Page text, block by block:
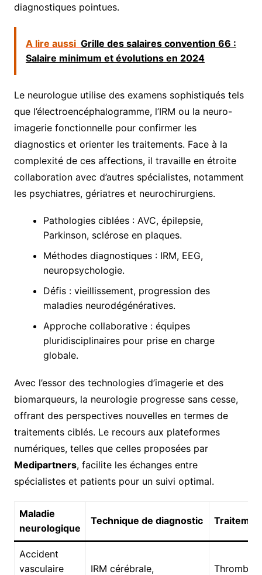
diagnostiques pointues.
A lire aussi Grille des salaires convention 66 :
Salaire minimum et évolutions en 2024
Le neurologue utilise des examens sophistiqués tels
que l’électroencéphalogramme, l’IRM ou la neuro-
imagerie fonctionnelle pour confirmer les
diagnostics et orienter les traitements. Face à la
complexité de ces affections, il travaille en étroite
collaboration avec d’autres spécialistes, notamment
les psychiatres, gériatres et neurochirurgiens.
Pathologies ciblées : AVC, épilepsie,
Parkinson, sclérose en plaques.
Méthodes diagnostiques : IRM, EEG,
neuropsychologie.
Défis : vieillissement, progression des
maladies neurodégénératives.
Approche collaborative : équipes
pluridisciplinaires pour prise en charge
globale.
Avec l’essor des technologies d’imagerie et des
biomarqueurs, la neurologie progresse sans cesse,
offrant des perspectives nouvelles en termes de
traitements ciblés. Le recours aux plateformes
numériques, telles que celles proposées par
Medipartners, facilite les échanges entre
spécialistes et patients pour un suivi optimal.
Maladie
neurologique
Technique de diagnostic
Accident
vasculaire
IRM cérébrale,